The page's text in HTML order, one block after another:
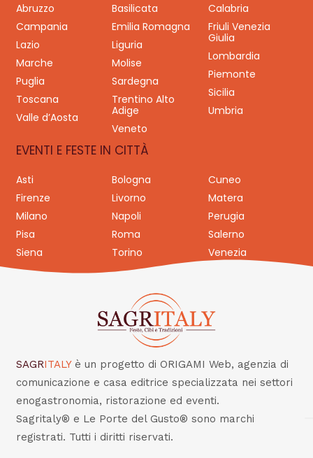
Abruzzo Basilicata
Calabria
Campania
Emilia Romagna
Friuli Venezia
Giulia
Lazio
Liguria
Lombardia
Marche
Molise
Piemonte
Puglia
Sardegna
Sicilia
Toscana
Trentino Alto
Adige
Umbria
Valle d’Aosta
Veneto
EVENTI E FESTE IN CITTÀ
Asti Bologna
Cuneo
Firenze
Livorno
Matera
Milano
Napoli
Perugia
Pisa
Roma
Salerno
Siena
Torino Venezia
SAGRITALY è un progetto di ORIGAMI Web, agenzia di
comunicazione e casa editrice specializzata nei settori
enogastronomia, ristorazione ed eventi.
Sagritaly® e Le Porte del Gusto® sono marchi
registrati. Tutti i diritti riservati.